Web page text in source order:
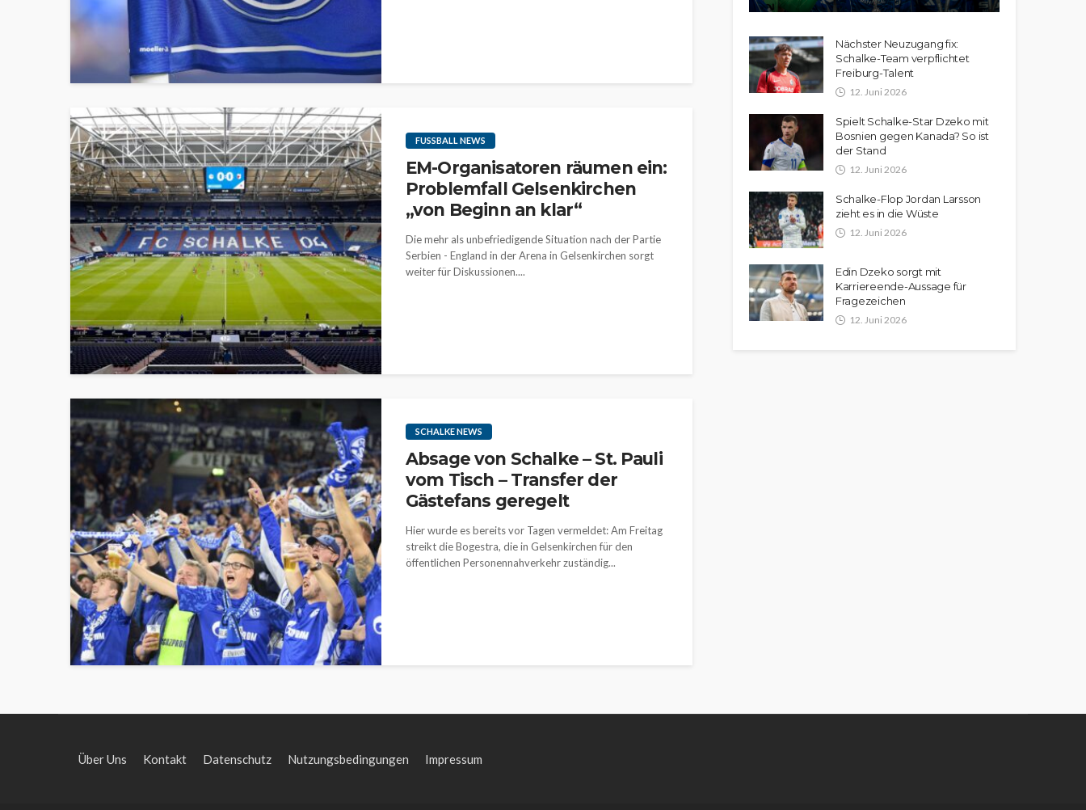
FUSSBALL NEWS
EM-Organisatoren räumen ein:
Problemfall Gelsenkirchen
„von Beginn an klar“
Die mehr als unbefriedigende Situation nach der Partie
Serbien - England in der Arena in Gelsenkirchen sorgt
weiter für Diskussionen....
SCHALKE NEWS
Absage von Schalke – St. Pauli
vom Tisch – Transfer der
Gästefans geregelt
Hier wurde es bereits vor Tagen vermeldet: Am Freitag
streikt die Bogestra, die in Gelsenkirchen für den
öffentlichen Personennahverkehr zuständig...
Nächster Neuzugang fix:
Schalke-Team verpflichtet
Freiburg-Talent
12. Juni 2026
Spielt Schalke-Star Dzeko mit
Bosnien gegen Kanada? So ist
der Stand
12. Juni 2026
Schalke-Flop Jordan Larsson
zieht es in die Wüste
12. Juni 2026
Edin Dzeko sorgt mit
Karriereende-Aussage für
Fragezeichen
12. Juni 2026
Über Uns Kontakt Datenschutz Nutzungsbedingungen Impressum